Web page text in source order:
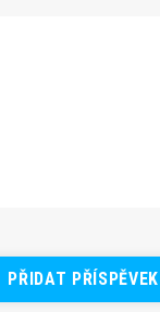
PŘIDAT PŘÍSPĚVEK